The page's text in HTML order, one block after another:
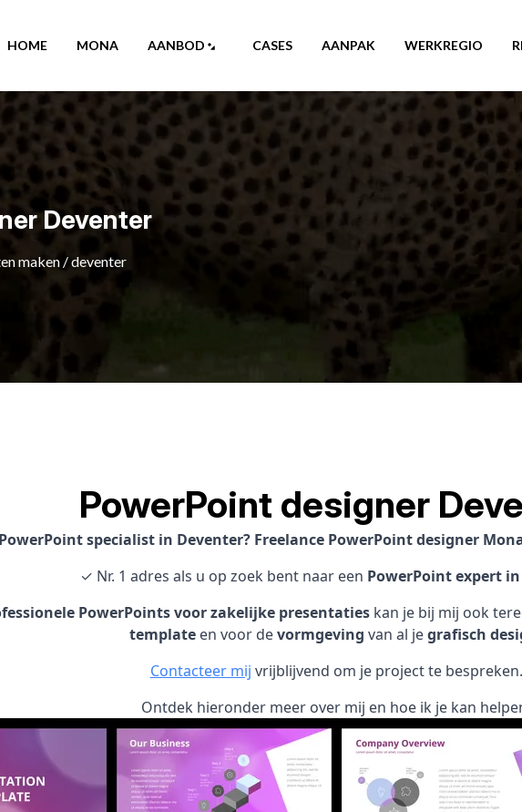
HOME MONA AANBOD CASES AANPAK WERKREGIO
Deventer
maken /deventer
PowerPoint designer
PowerPoint specialist in Deventer? Freelance PowerPoint designer
✓ Nr. 1 adres als u op zoek bent naar een PowerPoint expert
PowerPoints voor zakelijke presentaties kan je bij mij ook
template en voor devormgeving van al jegrafisch
Contacteer mij vrijblijvend om je project te bespreken.
Ontdek hieronder meer over mij en hoe ik je kan